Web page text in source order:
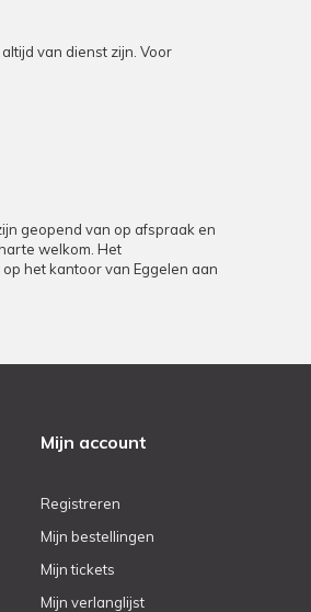
van dienst zijn. Voor
geopend van op afspraak en
welkom. Het
het kantoor van Eggelen aan
Mijn account
Registreren
Mijn bestellingen
Mijn tickets
Mijn verlanglijst